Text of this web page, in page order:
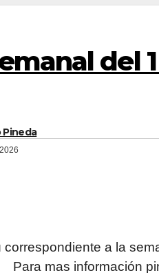
del
Pineda
correspondiente a la
Para mas información